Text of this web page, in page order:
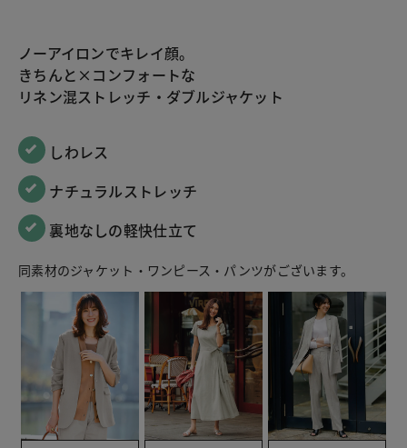
ノーアイロンでキレイ顔。
きちんと×コンフォートな
リネン混ストレッチ・ダブルジャケット
しわレス
ナチュラルストレッチ
裏地なしの軽快仕立て
同素材のジャケット・ワンピース・パンツがございます。